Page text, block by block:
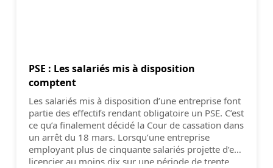
PSE : Les salariés mis à disposition
comptent
Les salariés mis à disposition d’une entreprise font
partie des effectifs rendant obligatoire un PSE. C’est
ce qu’a finalement décidé la Cour de cassation dans
un arrêt du 18 mars. Lorsqu’une entreprise
employant plus de cinquante salariés projette d’en
licencier au moins dix sur une période de trente